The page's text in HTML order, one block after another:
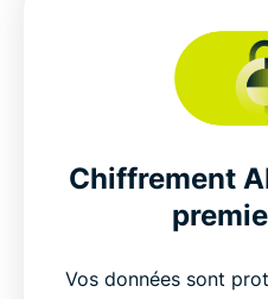
Chiffrement
Vos données sont